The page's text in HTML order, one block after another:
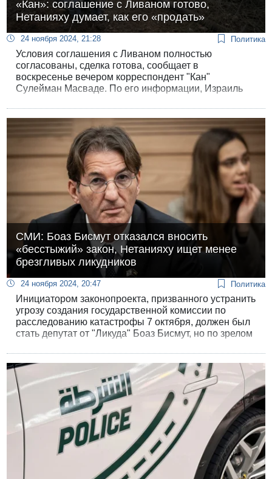
«Кан»: соглашение с Ливаном готово,
Нетанияху думает, как его «продать»
24 ноября 2024, 21:28 Политика
Условия соглашения с Ливаном полностью
согласованы, сделка готова, сообщает в
воскресенье вечером корреспондент "Кан"
Сулейман Масваде. По его информации, Израиль
американскими посредниками условиях, и
Нетанияху остается только придумать, как "продать"
договор своим избирателям.
СМИ: Боаз Бисмут отказался вносить
«бесстыжий» закон, Нетанияху ищет менее
брезгливых ликудников
24 ноября 2024, 20:47 Политика
Инициатором законопроекта, призванного устранить
угрозу создания государственной комиссии по
расследованию катастрофы 7 октября, должен был
стать депутат от "Ликуда" Боаз Бисмут, но по зрелом
законодательная инициатива встретила отпор даже
в рядах "Ликуда".